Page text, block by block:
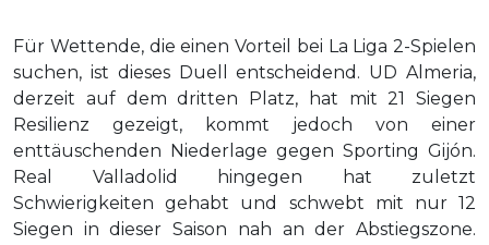
Für Wettende, die einen Vorteil bei La Liga 2-Spielen
suchen, ist dieses Duell entscheidend. UD Almeria,
derzeit auf dem dritten Platz, hat mit 21 Siegen
Resilienz gezeigt, kommt jedoch von einer
enttäuschenden Niederlage gegen Sporting Gijón.
Real Valladolid hingegen hat zuletzt
Schwierigkeiten gehabt und schwebt mit nur 12
Siegen in dieser Saison nah an der Abstiegszone.